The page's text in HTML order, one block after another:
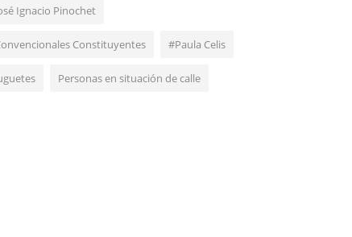
Ignacio Pinochet
Constituyentes #Paula Celis
Personas en situación de calle